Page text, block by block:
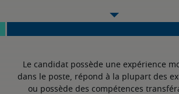
Le candidat possède une expérience
dans le poste, répond à la plupart des
ou possède des compétences